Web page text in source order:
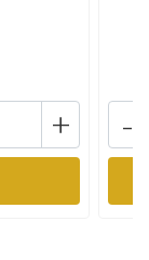
+ -